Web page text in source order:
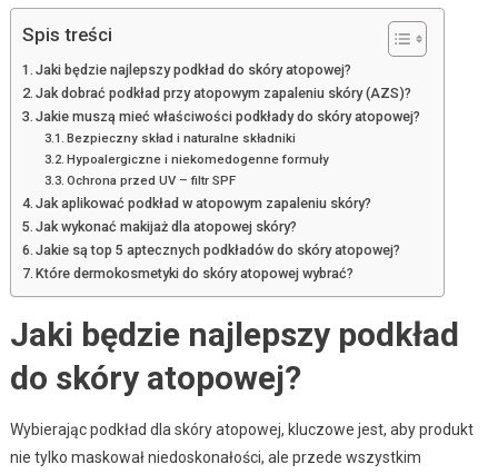
Spis treści
Jaki będzie najlepszy podkład do skóry atopowej?
Jak dobrać podkład przy atopowym zapaleniu skóry (AZS)?
Jakie muszą mieć właściwości podkłady do skóry atopowej?
Bezpieczny skład i naturalne składniki
Hypoalergiczne i niekomedogenne formuły
Ochrona przed UV – filtr SPF
Jak aplikować podkład w atopowym zapaleniu skóry?
Jak wykonać makijaż dla atopowej skóry?
Jakie są top 5 aptecznych podkładów do skóry atopowej?
Które dermokosmetyki do skóry atopowej wybrać?
Jaki będzie najlepszy podkład
do skóry atopowej?
Wybierając podkład dla skóry atopowej, kluczowe jest, aby produkt
nie tylko maskował niedoskonałości, ale przede wszystkim